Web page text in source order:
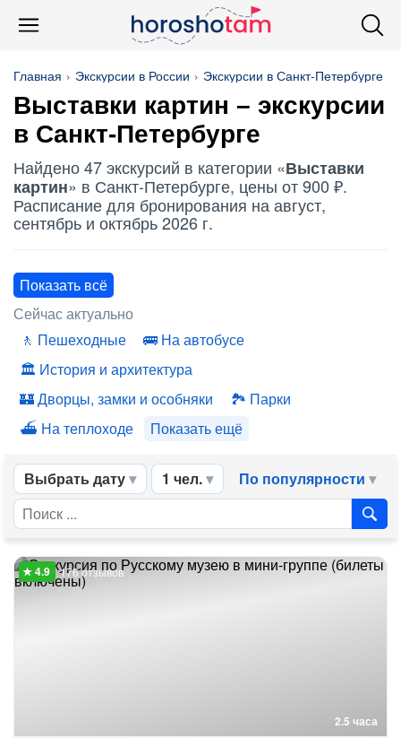
Главная Экскурсии в России Экскурсии в Санкт-Петербурге
Выставки картин – экскурсии
в Санкт-Петербурге
Найдено 47 экскурсий в категории «Выставки
картин» в Санкт-Петербурге, цены от 900 ₽.
Расписание для бронирования на август,
сентябрь и октябрь 2026 г.
Показать всё
Сейчас актуально
Пешеходные
На автобусе
История и архитектура
Дворцы, замки и особняки
Парки
На теплоходе
Показать ещё
Выбрать дату 1 чел. По популярности
2.5 часа
176 отзывов